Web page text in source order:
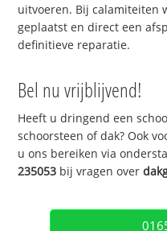
uitvoeren. Bij calamiteiten
geplaatst en direct een
definitieve reparatie.
Bel nu vrijblijvend!
Heeft u dringend een
schoorsteen of dak? Ook
u ons bereiken via
235053 bij vragen over